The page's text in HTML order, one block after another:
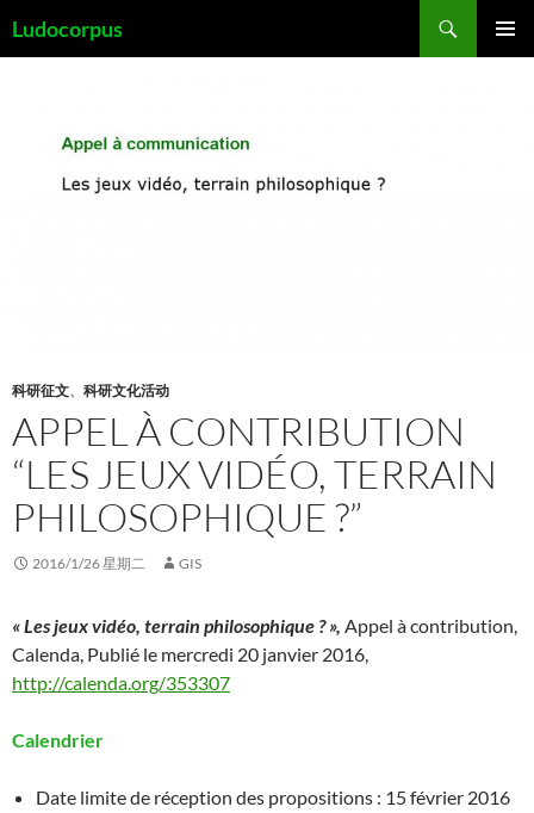
至Ludocorpus
索
科研征文、 科研文化活动
APPEL À CONTRIBUTION
“LES JEUX VIDÉO, TERRAIN
PHILOSOPHIQUE ?”
2016/1/26 星期二 GIS
« Les jeux vidéo, terrain philosophique ? », Appel à contribution,
Calenda, Publié le mercredi 20 janvier 2016,
http://calenda.org/353307
Calendrier
Date limite de réception des propositions : 15 février 2016